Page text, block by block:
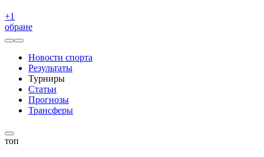
+1
обране
Новости спорта
Результаты
Турниры
Статьи
Прогнозы
Трансферы
топ